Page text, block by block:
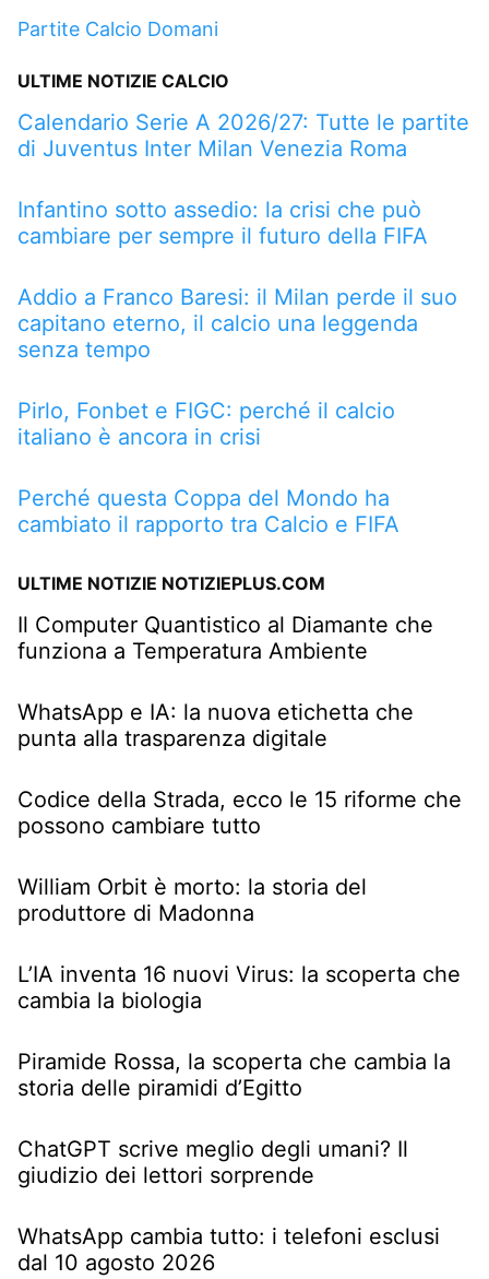
Partite Calcio Domani
ULTIME NOTIZIE CALCIO
Calendario Serie A 2026/27: Tutte le partite
di Juventus Inter Milan Venezia Roma
Infantino sotto assedio: la crisi che può
cambiare per sempre il futuro della FIFA
Addio a Franco Baresi: il Milan perde il suo
capitano eterno, il calcio una leggenda
senza tempo
Pirlo, Fonbet e FIGC: perché il calcio
italiano è ancora in crisi
Perché questa Coppa del Mondo ha
cambiato il rapporto tra Calcio e FIFA
ULTIME NOTIZIE NOTIZIEPLUS.COM
Il Computer Quantistico al Diamante che
funziona a Temperatura Ambiente
WhatsApp e IA: la nuova etichetta che
punta alla trasparenza digitale
Codice della Strada, ecco le 15 riforme che
possono cambiare tutto
William Orbit è morto: la storia del
produttore di Madonna
L’IA inventa 16 nuovi Virus: la scoperta che
cambia la biologia
Piramide Rossa, la scoperta che cambia la
storia delle piramidi d’Egitto
ChatGPT scrive meglio degli umani? Il
giudizio dei lettori sorprende
WhatsApp cambia tutto: i telefoni esclusi
dal 10 agosto 2026